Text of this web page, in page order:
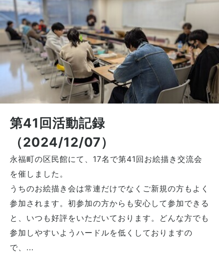
第41回活動記録
（2024/12/07）
永福町の区民館にて、17名で第41回お絵描き交流会
を催しました。
うちのお絵描き会は常連だけでなくご新規の方もよく
参加されます。初参加の方からも安心して参加できる
と、いつも好評をいただいております。どんな方でも
参加しやすいようハードルを低くしておりますの
で、...